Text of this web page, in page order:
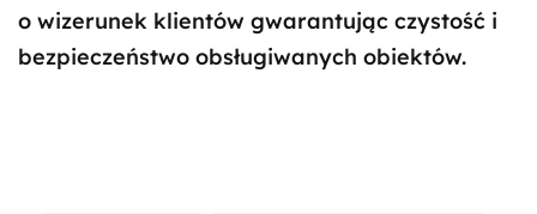
o wizerunek klientów gwarantując czystość i
bezpieczeństwo obsługiwanych obiektów.